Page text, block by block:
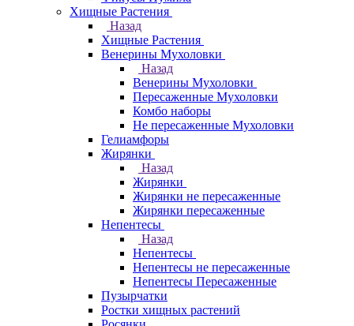
Хищные Растения
Назад
Хищные Растения
Венерины Мухоловки
Назад
Венерины Мухоловки
Пересаженные Мухоловки
Комбо наборы
Не пересаженные Мухоловки
Гелиамфоры
Жирянки
Назад
Жирянки
Жирянки не пересаженные
Жирянки пересаженные
Непентесы
Назад
Непентесы
Непентесы не пересаженные
Непентесы Пересаженные
Пузырчатки
Ростки хищных растений